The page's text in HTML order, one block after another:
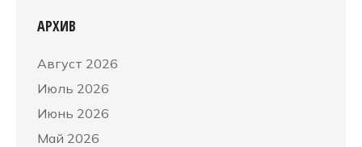
АРХИВ
Август 2026
Июль 2026
Июнь 2026
Май 2026